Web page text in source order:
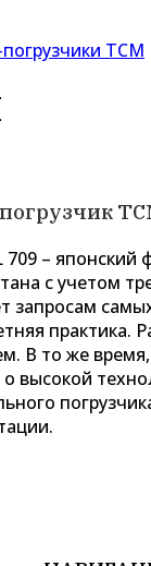
TCM
709 –
с учетом
запросам
практика.
В то же
о высокой